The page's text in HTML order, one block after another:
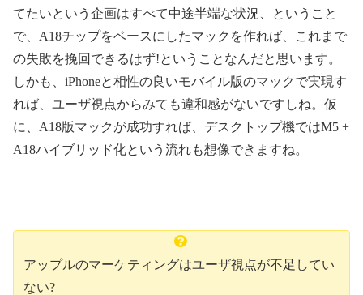
てたいという企画はすべて中途半端な状況、ということ
で、A18チップをベースにしたマックを作れば、これまで
の失敗を挽回できるはず!ということなんだと思います。
しかも、iPhoneと相性の良いモバイル版のマックで実現す
れば、ユーザ視点からみても違和感がないですしね。仮
に、A18版マックが成功すれば、デスクトップ機ではM5 +
A18ハイブリッド化という流れも想像できますね。
アップルのマーケティングはユーザ視点が不足してい
ない?